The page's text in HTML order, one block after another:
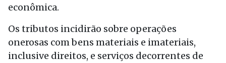
econômica.
Os tributos incidirão sobre operações
onerosas com bens materiais e imateriais,
inclusive direitos, e serviços decorrentes de